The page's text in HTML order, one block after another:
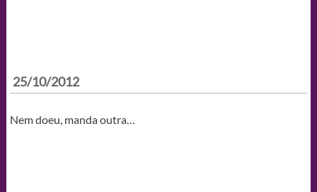
25/10/2012
Nem doeu, manda outra…